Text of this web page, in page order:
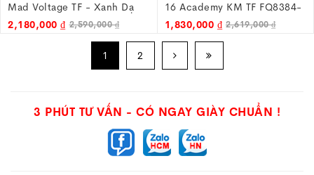
Mad Voltage TF - Xanh Dạ
Quang - FQ8687-700
2,180,000 ₫ 2,590,000 ₫
16 Academy KM TF FQ8384-
800
1,830,000 ₫ 2,619,000 ₫
1 2
3 PHÚT TƯ VẤN - CÓ NGAY GIÀY CHUẨN !